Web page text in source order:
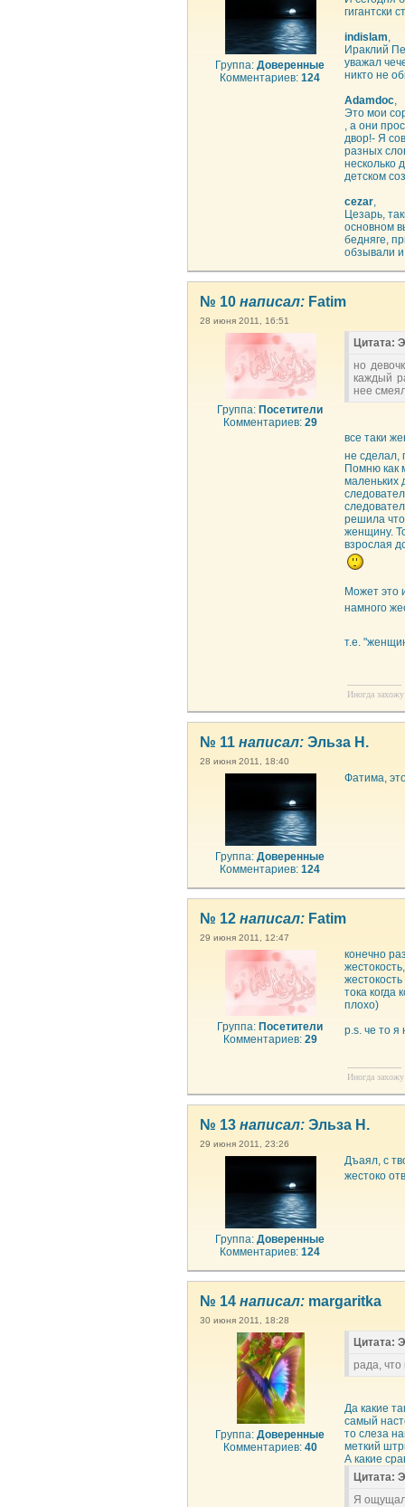
Группа:Доверенные
Комментариев:124
гигантски
indislam,
Ираклий
уважал
никто не
Adamdoc,
Это мои
, а они
двор!- Я
разных
несколько
детском
cezar,
Цезарь,
основном
бедняге,
обзывали
№ 10 написал: Fatim
28 июня 2011, 16:51
Группа: Посетители
Комментариев: 29
Цитата:
но
каждый
нее
все таки
не сделал,
Помню как
маленьких
решила
женщину.
взрослая
Может это
намного
т.е.
--------------------
Иногда
№ 11 написал: Эльза Н.
28 июня 2011, 18:40
Группа:Доверенные
Комментариев:124
Фатима,
№ 12 написал: Fatim
29 июня 2011, 12:47
Группа: Посетители
Комментариев: 29
конечно
тока когда
плохо)
p.s. че то я
--------------------
Иногда
№ 13 написал: Эльза Н.
29 июня 2011, 23:26
Группа:Доверенные
Комментариев:124
Дъаял, с
жестоко
№ 14 написал: margaritka
30 июня 2011, 18:28
Группа:Доверенные
Комментариев: 40
Цитата:
рада, что
Да какие
самый
то слеза
меткий
А какие
Цитата:
Я